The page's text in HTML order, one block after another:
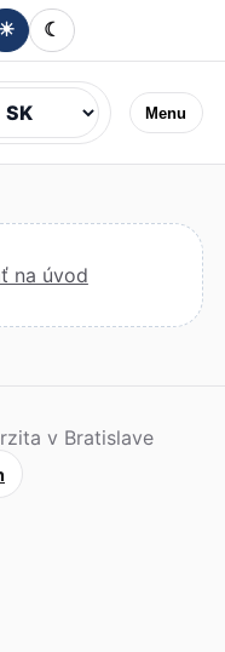
☀ ☾
Menu
Jazyk
na úvod
v Bratislave